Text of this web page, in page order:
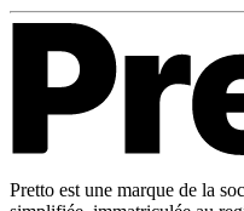
Pretto est une marque de la